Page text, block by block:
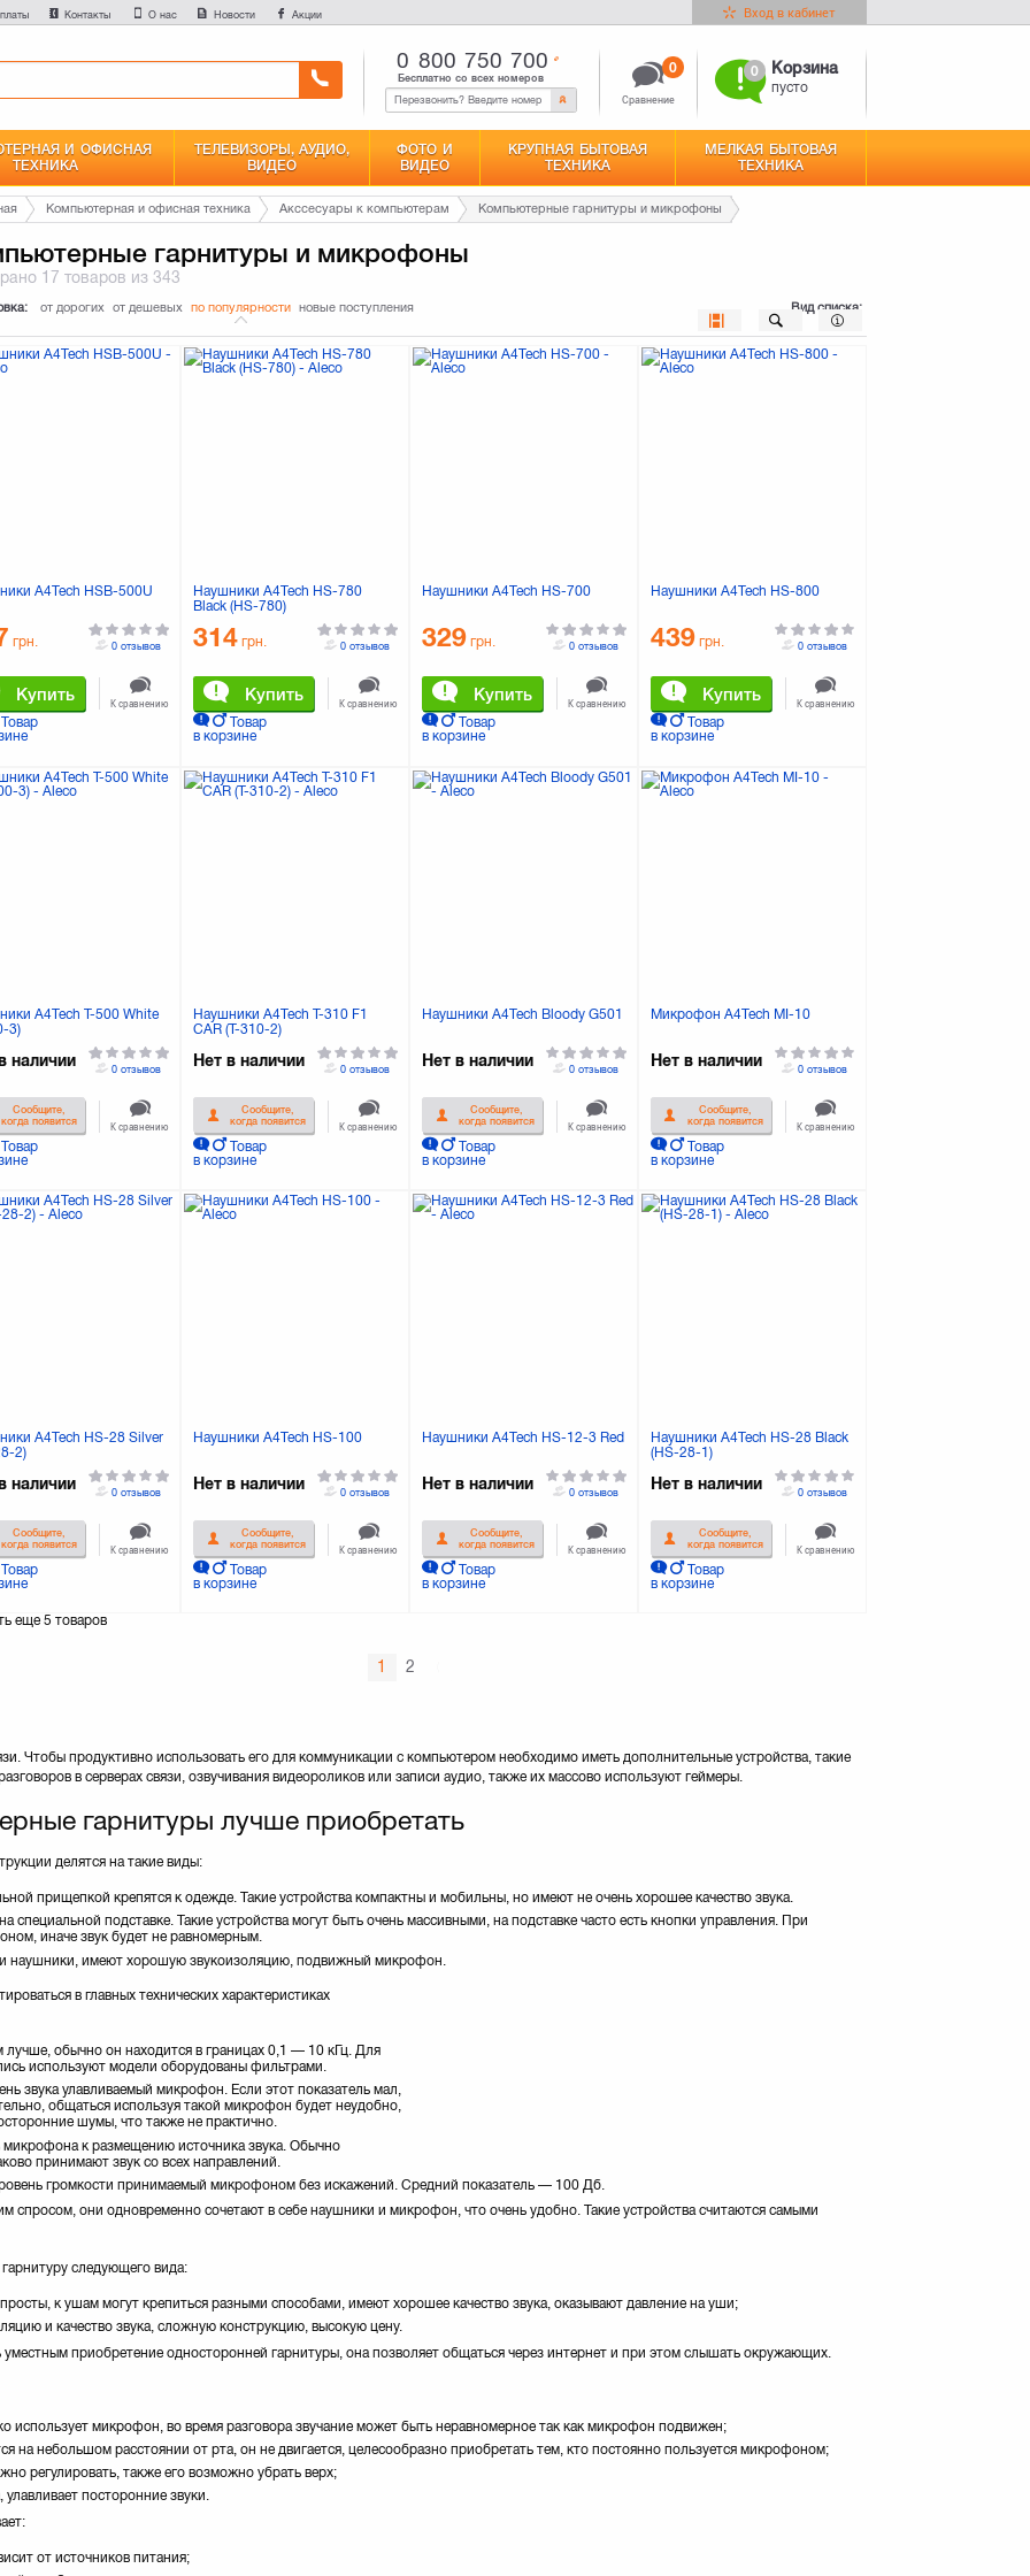
Контакты О нас Новости Акции Вход в кабинет
0 800 750 700
Бесплатно со всех номеров
Сравнение
0 0 Корзина
пусто
И ОФИСНАЯ
ТЕХНИКА
ТЕЛЕВИЗОРЫ, АУДИО,
ВИДЕО
ФОТО И
ВИДЕО
КРУПНАЯ БЫТОВАЯ
ТЕХНИКА
МЕЛКАЯ БЫТОВАЯ
ТЕХНИКА
Компьютерная и офисная техника Акссесуары к компьютерам Компьютерные гарнитуры и микрофоны
гарнитуры и микрофоны
17 товаров из 343
от дорогих от дешевых по популярности новые поступления Вид списка:
A4Tech HSB-500U
грн.
Купить
Товар
0 отзывов
К сравнению
Наушники A4Tech HS-780
Black (HS-780)
314 грн.
Купить
Товар
в корзине
0 отзывов
К сравнению
Наушники A4Tech HS-700
329 грн.
Купить
Товар
в корзине
0 отзывов
К сравнению
Наушники A4Tech HS-800
439 грн.
Купить
Товар
в корзине
0 отзывов
К сравнению
A4Tech T-500 White
3)
наличии
Сообщите,
когда появится
Товар
0 отзывов
К сравнению
Наушники A4Tech T-310 F1
CAR (T-310-2)
Нет в наличии
Сообщите,
когда появится
Товар
в корзине
0 отзывов
К сравнению
Наушники A4Tech Bloody G501
Нет в наличии
Сообщите,
когда появится
Товар
в корзине
0 отзывов
К сравнению
Микрофон A4Tech MI-10
Нет в наличии
Сообщите,
когда появится
Товар
в корзине
0 отзывов
К сравнению
A4Tech HS-28 Silver
2)
наличии
Сообщите,
когда появится
Товар
0 отзывов
К сравнению
Наушники A4Tech HS-100
Нет в наличии
Сообщите,
когда появится
Товар
в корзине
0 отзывов
К сравнению
Наушники A4Tech HS-12-3 Red
Нет в наличии
Сообщите,
когда появится
Товар
в корзине
0 отзывов
К сравнению
Наушники A4Tech HS-28 Black
(HS-28-1)
Нет в наличии
Сообщите,
когда появится
Товар
в корзине
0 отзывов
К сравнению
еще5 товаров
1 2
Чтобы продуктивно использовать его для коммуникации с компьютером необходимо иметь дополнительные устройства, такие
в серверах связи, озвучивания видеороликов или записи аудио, также их массово используют геймеры.
гарнитуры лучше приобретать
делятся на такие виды:
прищепкой крепятся к одежде. Такие устройства компактны и мобильны, но имеют не очень хорошее качество звука.
подставке. Такие устройства могут быть очень массивными, на подставке часто есть кнопки управления. При
иначе звук будет не равномерным.
наушники, имеют хорошую звукоизоляцию, подвижный микрофон.
в главных технических характеристиках
лучше, обычно он находится в границах 0,1 — 10 кГц. Для
используют модели оборудованы фильтрами.
звука улавливаемый микрофон. Если этот показатель мал,
общаться используя такой микрофон будет неудобно,
шумы, что также не практично.
микрофона к размещению источника звука. Обычно
принимают звук со всех направлений.
громкости принимаемый микрофоном без искажений. Средний показатель — 100 Дб.
спросом, они одновременно сочетают в себе наушники и микрофон, что очень удобно. Такие устройства считаются самыми
следующего вида:
к ушам могут крепиться разными способами, имеют хорошее качество звука, оказывают давление на уши;
и качество звука, сложную конструкцию, высокую цену.
приобретение односторонней гарнитуры, она позволяет общаться через интернет и при этом слышать окружающих.
использует микрофон, во время разговора звучание может быть неравномерное так как микрофон подвижен;
на небольшом расстоянии от рта, он не двигается, целесообразно приобретать тем, кто постоянно пользуется микрофоном;
регулировать, также его возможно убрать верх;
посторонние звуки.
от источников питания;